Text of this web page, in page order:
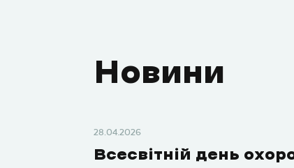
Новини
28.04.2026
Всесвітній день